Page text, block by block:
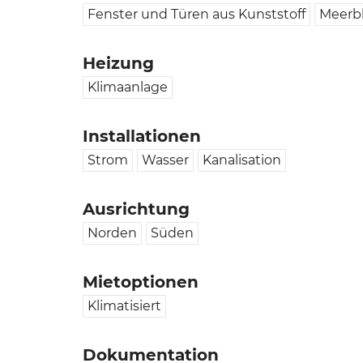
Fenster und Türen aus Kunststoff
Heizung
Klimaanlage
Installationen
Strom Wasser Kanalisation
Ausrichtung
Norden Süden
Mietoptionen
Klimatisiert
Dokumentation